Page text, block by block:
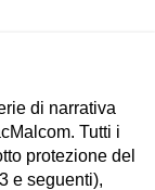
di narrativa
Tutti i
protezione del
e seguenti),